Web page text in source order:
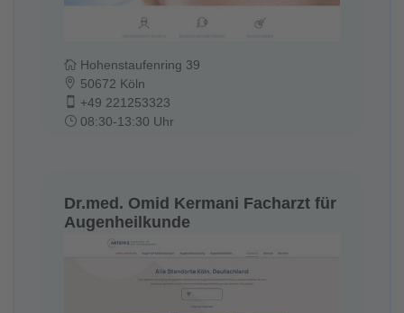
Hohenstaufenring 39
50672 Köln
+49 221253323
08:30-13:30 Uhr
Dr.med. Omid Kermani Facharzt für
Augenheilkunde